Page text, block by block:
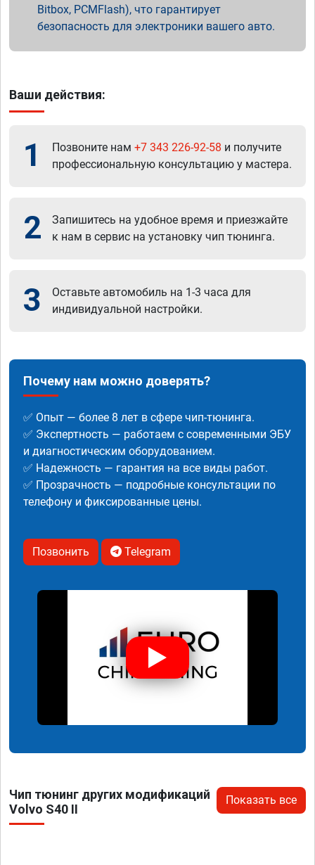
Bitbox, PCMFlash), что гарантирует
безопасность для электроники вашего авто.
Ваши действия:
1 Позвоните нам +7 343 226-92-58 и получите
профессиональную консультацию у мастера.
2
Запишитесь на удобное время и приезжайте
к нам в сервис на установку чип тюнинга.
3
Оставьте автомобиль на 1-3 часа для
индивидуальной настройки.
Почему нам можно доверять?
✅ Опыт — более 8 лет в сфере чип-тюнинга.
✅ Экспертность — работаем с современными ЭБУ
и диагностическим оборудованием.
✅ Надежность — гарантия на все виды работ.
✅ Прозрачность — подробные консультации по
телефону и фиксированные цены.
Позвонить Telegram
Чип тюнинг других модификаций
Volvo S40 II
Показать все